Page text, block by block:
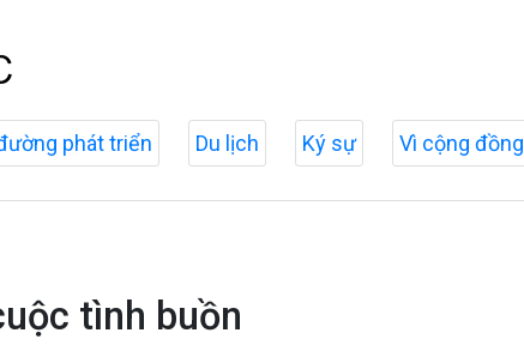
phát triển Du lịch Ký sự Vì cộng đồng
tình buồn